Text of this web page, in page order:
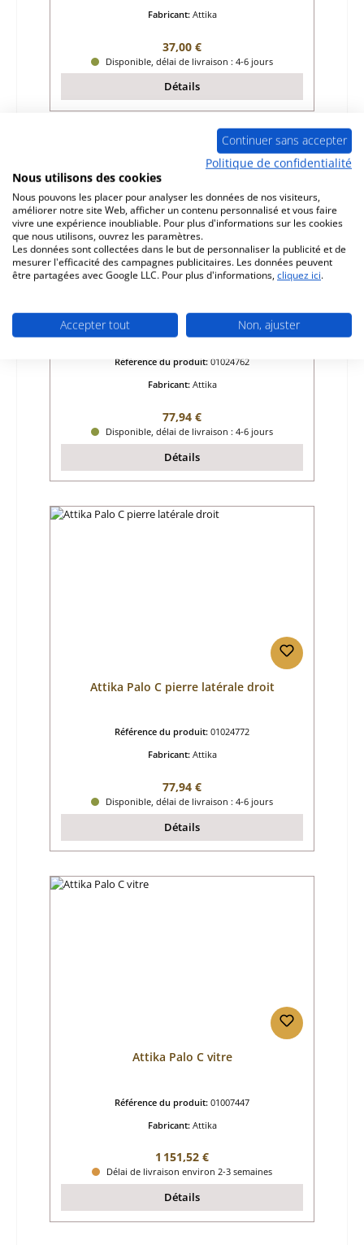
Fabricant: Attika
Prix régulier :
37,00 €
Disponible, délai de livraison : 4-6 jours
Détails
Attika Palo C pierre latérale gauche
Référence du produit: 01024762
Fabricant: Attika
Prix régulier :
77,94 €
Disponible, délai de livraison : 4-6 jours
Détails
Attika Palo C pierre latérale droit
Référence du produit: 01024772
Fabricant: Attika
Prix régulier :
77,94 €
Disponible, délai de livraison : 4-6 jours
Détails
Attika Palo C vitre
Référence du produit: 01007447
Fabricant: Attika
Prix régulier :
1 151,52 €
Délai de livraison environ 2-3 semaines
Détails
Continuer sans accepter
Politique de confidentialité
Nous utilisons des cookies
Nous pouvons les placer pour analyser les données de nos visiteurs,
améliorer notre site Web, afficher un contenu personnalisé et vous faire
vivre une expérience inoubliable. Pour plus d'informations sur les cookies
que nous utilisons, ouvrez les paramètres.
Les données sont collectées dans le but de personnaliser la publicité et de
mesurer l'efficacité des campagnes publicitaires. Les données peuvent
être partagées avec Google LLC. Pour plus d'informations, cliquez ici.
Accepter tout Non, ajuster